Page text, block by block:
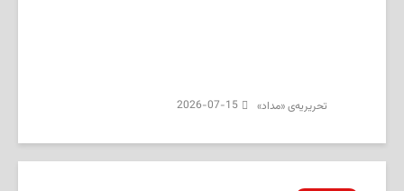
تحریریه‌ی «مداد» 2026-07-15